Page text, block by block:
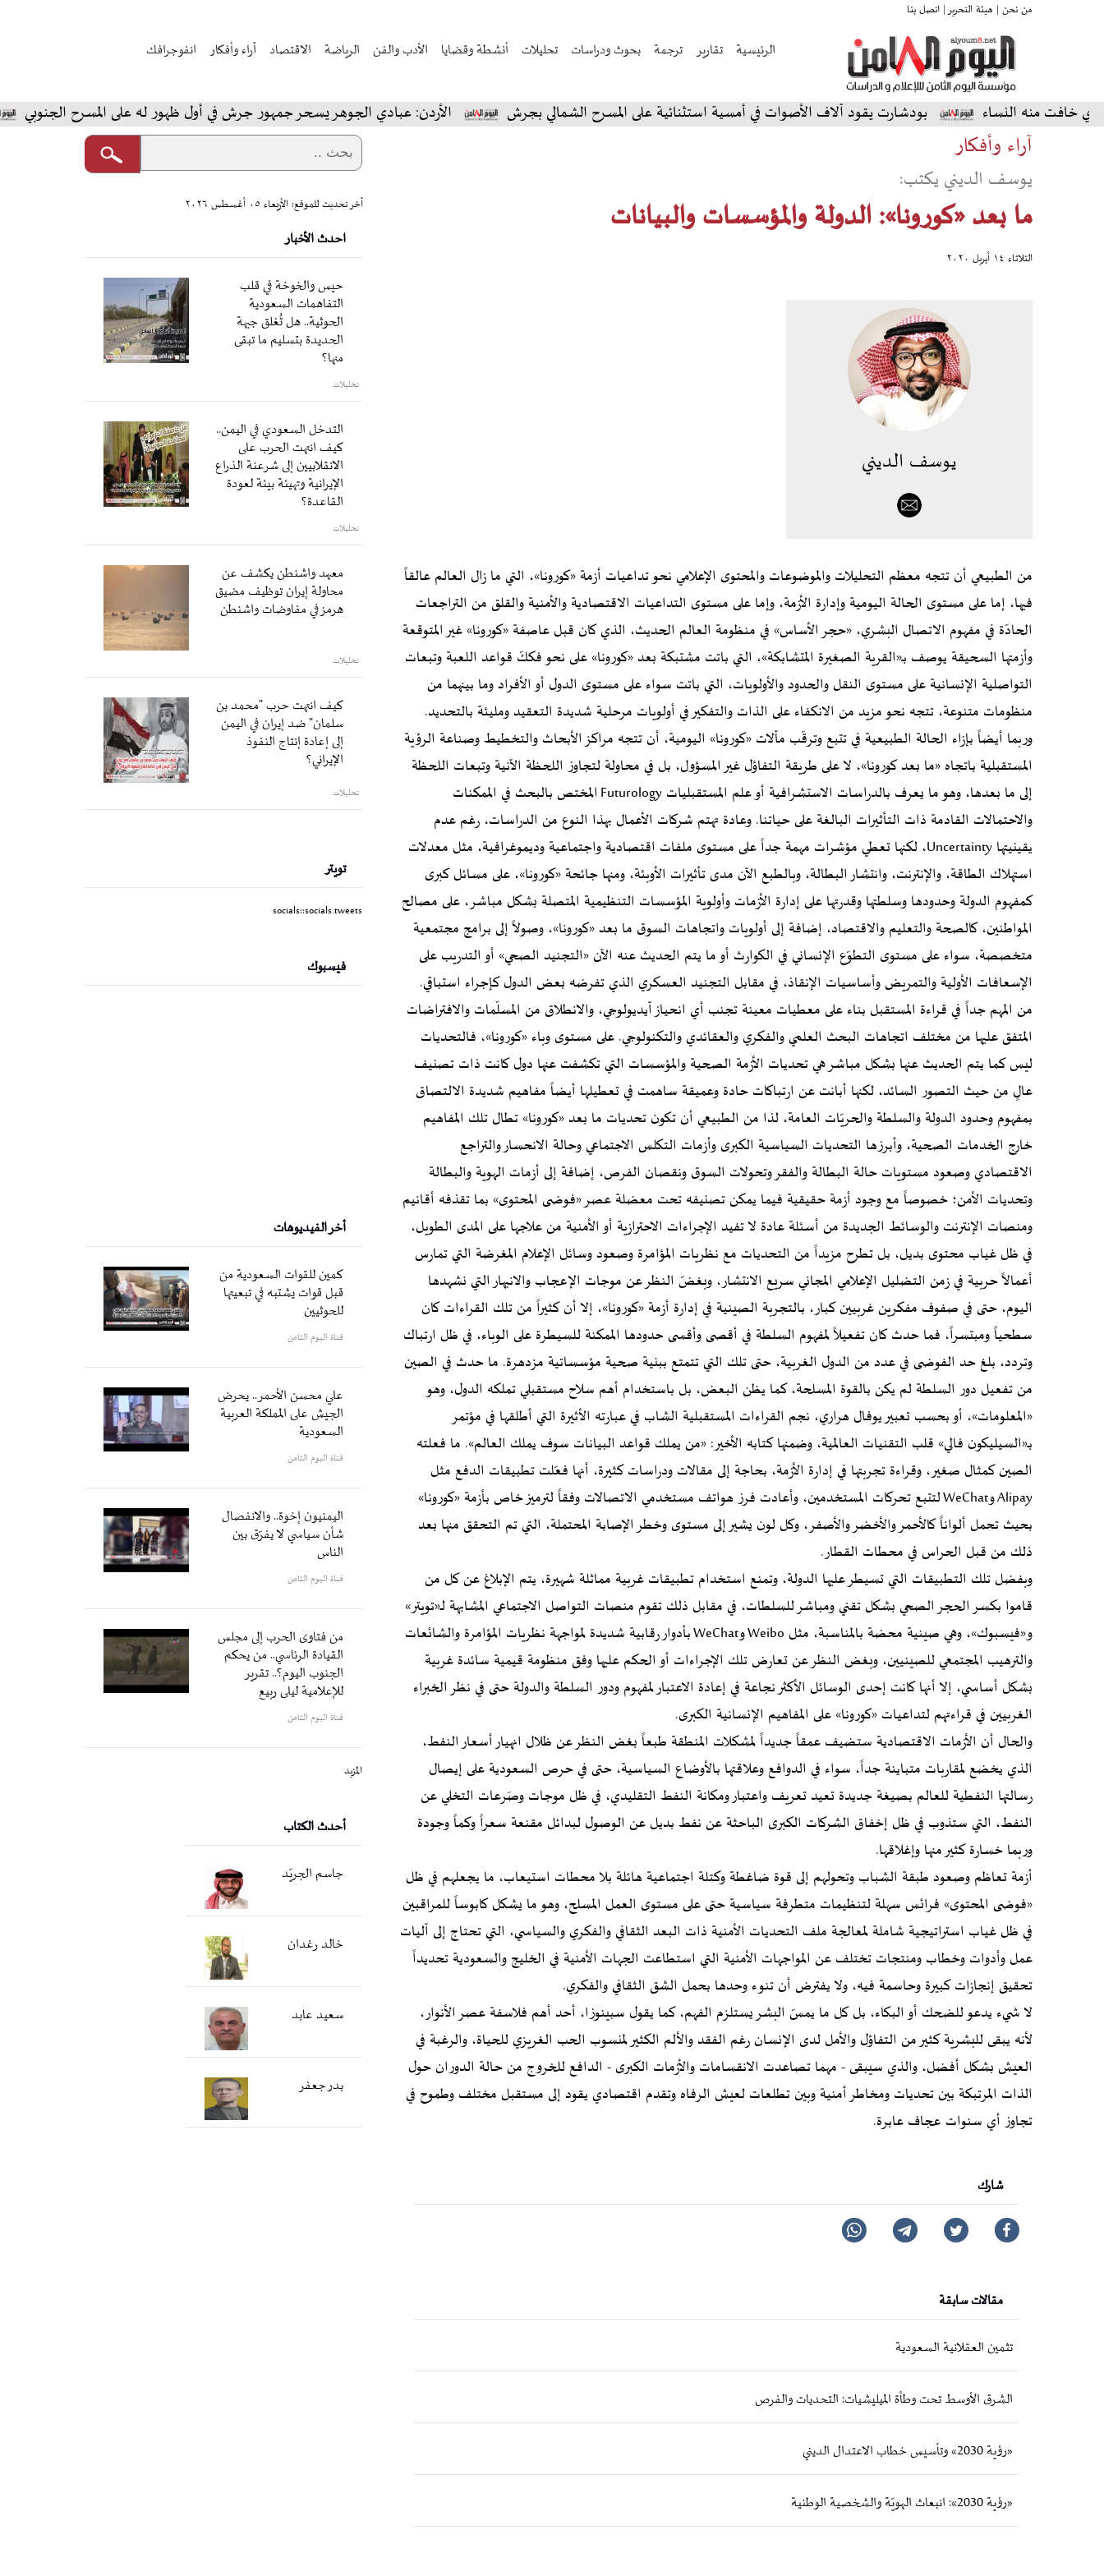
من نحن | هيئة التحرير | اتصل بنا
الرئيسية تقارير ترجمة بحوث ودراسات تحليلات أنشطة وقضايا الأدب والفن الرياضة الاقتصاد آراء وأفكار انفوجرافك
النساء بودشارت يقود آلاف الأصوات في أمسية استثنائية على المسرح الشمالي بجرش الأردن: عبادي الجوهر يسحر جمهور جرش في أول ظهور له على المسرح الجنوبي
آراء وأفكار
يوسف الديني يكتب:
ما بعد «كورونا»: الدولة والمؤسسات والبيانات
الثلاثاء ١٤ أبريل ٢٠٢٠
يوسف الديني
من الطبيعي أن تتجه معظم التحليلات والموضوعات والمحتوى الإعلامي نحو تداعيات أزمة «كورونا»، التي ما زال العالم عالقاً
فيها، إما على مستوى الحالة اليومية وإدارة الأزمة، وإما على مستوى التداعيات الاقتصادية والأمنية والقلق من التراجعات
الحادّة في مفهوم الاتصال البشري، «حجر الأساس» في منظومة العالم الحديث، الذي كان قبل عاصفة «كورونا» غير المتوقعة
وأزمتها السحيقة يوصف بـ«القرية الصغيرة المتشابكة»، التي باتت مشتبكة بعد «كورونا» على نحو فككّ قواعد اللعبة وتبعات
التواصلية الإنسانية على مستوى النقل والحدود والأولويات، التي باتت سواء على مستوى الدول أو الأفراد وما بينهما من
منظومات متنوعة، تتجه نحو مزيد من الانكفاء على الذات والتفكير في أولويات مرحلية شديدة التعقيد ومليئة بالتحديد.
وربما أيضاً بإزاء الحالة الطبيعية في تتبع وترقّب مآلات «كورونا» اليومية، أن تتجه مراكز الأبحاث والتخطيط وصناعة الرؤية
المستقبلية باتجاه «ما بعد كورونا»، لا على طريقة التفاؤل غير المسؤول، بل في محاولة لتجاوز اللحظة الآنية وتبعات اللحظة
إلى ما بعدها، وهو ما يعرف بالدراسات الاستشرافية أو علم المستقبليات Futurology المختص بالبحث في الممكنات
والاحتمالات القادمة ذات التأثيرات البالغة على حياتنا. وعادة تهتم شركات الأعمال بهذا النوع من الدراسات، رغم عدم
يقينيتها Uncertainty، لكنها تعطي مؤشرات مهمة جداً على مستوى ملفات اقتصادية واجتماعية وديموغرافية، مثل معدلات
استهلاك الطاقة، والإنترنت، وانتشار البطالة، وبالطبع الآن مدى تأثيرات الأوبئة، ومنها جائحة «كورونا»، على مسائل كبرى
كمفهوم الدولة وحدودها وسلطتها وقدرتها على إدارة الأزمات وأولوية المؤسسات التنظيمية المتصلة بشكل مباشر، على مصالح
المواطنين، كالصحة والتعليم والاقتصاد، إضافة إلى أولويات واتجاهات السوق ما بعد «كورونا»، وصولاً إلى برامج مجتمعية
متخصصة، سواء على مستوى التطوّع الإنساني في الكوارث أو ما يتم الحديث عنه الآن «التجنيد الصحي» أو التدريب على
الإسعافات الأولية والتمريض وأساسيات الإنقاذ، في مقابل التجنيد العسكري الذي تفرضه بعض الدول كإجراء استباقي.
من المهم جداً في قراءة المستقبل بناء على معطيات معينة تجنب أي انحياز آيديولوجي، والانطلاق من المسلّمات والافتراضات
المتفق عليها من مختلف اتجاهات البحث العلمي والفكري والعقائدي والتكنولوجي. على مستوى وباء «كورونا»، فالتحديات
ليس كما يتم الحديث عنها بشكل مباشر هي تحديات الأزمة الصحية والمؤسسات التي تكشفت عنها دول كانت ذات تصنيف
عالٍ من حيث التصور السائد، لكنها أبانت عن ارتباكات حادة وعميقة ساهمت في تعطيلها أيضاً مفاهيم شديدة الالتصاق
بمفهوم وحدود الدولة والسلطة والحريّات العامة، لذا من الطبيعي أن تكون تحديات ما بعد «كورونا» تطال تلك المفاهيم
خارج الخدمات الصحية، وأبرزها التحديات السياسية الكبرى وأزمات التكلس الاجتماعي وحالة الانحسار والتراجع
الاقتصادي وصعود مستويات حالة البطالة والفقر وتحولات السوق ونقصان الفرص، إضافة إلى أزمات الهوية والبطالة
وتحديات الأمن؛ خصوصاً مع وجود أزمة حقيقية فيما يمكن تصنيفه تحت معضلة عصر «فوضى المحتوى» بما تقذفه أقانيم
ومنصات الإنترنت والوسائط الجديدة من أسئلة عادة لا تفيد الإجراءات الاحترازية أو الأمنية من علاجها على المدى الطويل،
في ظل غياب محتوى بديل، بل تطرح مزيداً من التحديات مع نظريات المؤامرة وصعود وسائل الإعلام المغرضة التي تمارس
أعمالاً حربية في زمن التضليل الإعلامي المجاني سريع الانتشار، وبغضّ النظر عن موجات الإعجاب والانبهار التي نشهدها
اليوم، حتى في صفوف مفكرين غربيين كبار، بالتجربة الصينية في إدارة أزمة «كورونا»، إلا أن كثيراً من تلك القراءات كان
سطحياً ومبتسراً، فما حدث كان تفعيلاً لمفهوم السلطة في أقصى وأقسى حدودها الممكنة للسيطرة على الوباء، في ظل ارتباك
وتردد، بلغ حد الفوضى في عدد من الدول الغربية، حتى تلك التي تتمتع ببنية صحية مؤسساتية مزدهرة. ما حدث في الصين
من تفعيل دور السلطة لم يكن بالقوة المسلحة، كما يظن البعض، بل باستخدام أهم سلاح مستقبلي تملكه الدول، وهو
«المعلومات»، أو بحسب تعبير يوفال هراري، نجم القراءات المستقبلية الشاب في عبارته الأثيرة التي أطلقها في مؤتمر
بـ«السيليكون فالي» قلب التقنيات العالمية، وضمنها كتابه الأخير: «من يملك قواعد البيانات سوف يملك العالم». ما فعلته
الصين كمثال صغير، وقراءة تجربتها في إدارة الأزمة، بحاجة إلى مقالات ودراسات كثيرة، أنها فعّلت تطبيقات الدفع مثل
Alipay وWeChat لتتبع تحركات المستخدمين، وأعادت فرز هواتف مستخدمي الاتصالات وفقاً لترميز خاص بأزمة «كورونا»
بحيث تحمل ألواناً كالأحمر والأخضر والأصفر، وكل لون يشير إلى مستوى وخطر الإصابة المحتملة، التي تم التحقق منها بعد
ذلك من قبل الحراس في محطات القطار.
وبفضل تلك التطبيقات التي تسيطر عليها الدولة، وتمنع استخدام تطبيقات غربية مماثلة شهيرة، يتم الإبلاغ عن كل من
قاموا بكسر الحجر الصحي بشكل تقني ومباشر للسلطات، في مقابل ذلك تقوم منصات التواصل الاجتماعي المشابهة لـ«تويتر»
و«فيسبوك»، وهي صينية محضة بالمناسبة، مثل Weibo وWeChat بأدوار رقابية شديدة لمواجهة نظريات المؤامرة والشائعات
والترهيب المجتمعي للصينيين، وبغض النظر عن تعارض تلك الإجراءات أو الحكم عليها وفق منظومة قيمية سائدة غربية
بشكل أساسي، إلا أنها كانت إحدى الوسائل الأكثر نجاعة في إعادة الاعتبار لمفهوم ودور السلطة والدولة حتى في نظر الخبراء
الغربيين في قراءتهم لتداعيات «كورونا» على المفاهيم الإنسانية الكبرى.
والحال أن الأزمات الاقتصادية ستضيف عمقاً جديداً لمشكلات المنطقة طبعاً بغض النظر عن ظلال انهيار أسعار النفط،
الذي يخضع لمقاربات متباينة جداً، سواء في الدوافع وعلاقتها بالأوضاع السياسية، حتى في حرص السعودية على إيصال
رسالتها النفطية للعالم بصيغة جديدة تعيد تعريف واعتبار ومكانة النفط التقليدي، في ظل موجات وصَرعات التخلي عن
النفط، التي ستذوب في ظل إخفاق الشركات الكبرى الباحثة عن نفط بديل عن الوصول لبدائل مقنعة سعراً وكماً وجودة
وربما خسارة كثير منها وإغلاقها.
أزمة تعاظم وصعود طبقة الشباب وتحولهم إلى قوة ضاغطة وكتلة اجتماعية هائلة بلا محطات استيعاب، ما يجعلهم في ظل
«فوضى المحتوى» فرائس سهلة لتنظيمات متطرفة سياسية حتى على مستوى العمل المسلح، وهو ما يشكل كابوساً للمراقبين
في ظل غياب استراتيجية شاملة لمعالجة ملف التحديات الأمنية ذات البعد الثقافي والفكري والسياسي، التي تحتاج إلى آليات
عمل وأدوات وخطاب ومنتجات تختلف عن المواجهات الأمنية التي استطاعت الجهات الأمنية في الخليج والسعودية تحديداً
تحقيق إنجازات كبيرة وحاسمة فيه، ولا يفترض أن تنوء وحدها بحمل الشق الثقافي والفكري.
لا شيء يدعو للضحك أو البكاء، بل كل ما يمسّ البشر يستلزم الفهم، كما يقول سبينوزا، أحد أهم فلاسفة عصر الأنوار،
لأنه يبقى للبشرية كثير من التفاؤل والأمل لدى الإنسان رغم الفقد والألم الكثير لمنسوب الحب الغريزي للحياة، والرغبة في
العيش بشكل أفضل، والذي سيبقى - مهما تصاعدت الانقسامات والأزمات الكبرى - الدافع للخروج من حالة الدوران حول
الذات المرتبكة بين تحديات ومخاطر أمنية وبين تطلعات لعيش الرفاه وتقدم اقتصادي يقود إلى مستقبل مختلف وطموح في
تجاوز أي سنوات عجاف عابرة.
شارك
مقالات سابقة
تثمين العقلانية السعودية
الشرق الأوسط تحت وطأة الميليشيات: التحديات والفرص
«رؤية 2030» وتأسيس خطاب الاعتدال الديني
«رؤية 2030»: انبعاث الهويّة والشخصية الوطنية
آخر تحديث للموقع: الأربعاء ٠٥ أغسطس ٢٠٢٦
احدث الأخبار
حيس والخوخة في قلب
التفاهمات السعودية
الحوثية.. هل تُغلق جبهة
الحديدة بتسليم ما تبقى
منها؟
تحليلات
التدخل السعودي في اليمن..
كيف انتهت الحرب على
الانقلابيين إلى شرعنة الذراع
الإيرانية وتهيئة بيئة لعودة
القاعدة؟
تحليلات
معهد واشنطن يكشف عن
محاولة إيران توظيف مضيق
هرمز في مفاوضات واشنطن
تحليلات
كيف انتهت حرب "محمد بن
سلمان" ضد إيران في اليمن
إلى إعادة إنتاج النفوذ
الإيراني؟
تحليلات
تويتر
socials::socials.tweets
فيسبوك
أخر الفيديوهات
كمين للقوات السعودية من
قبل قوات يشتبه في تبعيتها
للحوثيين
قناة اليوم الثامن
علي محسن الأحمر.. يحرض
الجيش على المملكة العربية
السعودية
قناة اليوم الثامن
اليمنيون إخوة.. والانفصال
شأن سياسي لا يفرّق بين
الناس
قناة اليوم الثامن
من فتاوى الحرب إلى مجلس
القيادة الرئاسي.. من يحكم
الجنوب اليوم؟.. تقرير
للإعلامية ليلى ربيع
قناة اليوم الثامن
المزيد
أحدث الكتاب
جاسم الجريّد
خالد رغدان
سعید عابد
بدر جعفر